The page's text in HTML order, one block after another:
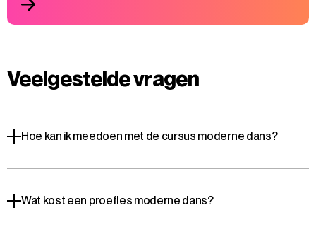
Veelgestelde vragen
Hoe kan ik meedoen met de cursus moderne dans?
Wat kost een proefles moderne dans?